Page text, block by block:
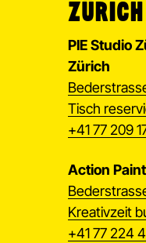
ZÜRICH
PIE Studio
Zürich
Tisch
+41 77 209
Action
Kreativzeit
+41 77 224